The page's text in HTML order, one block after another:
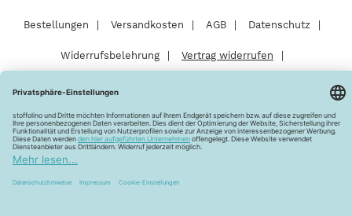
Bestellungen Versandkosten AGB Datenschutz
Widerrufsbelehrung Vertrag widerrufen
Kontakt Lagerverkauf FAQ Impressum
Pflegehinweise